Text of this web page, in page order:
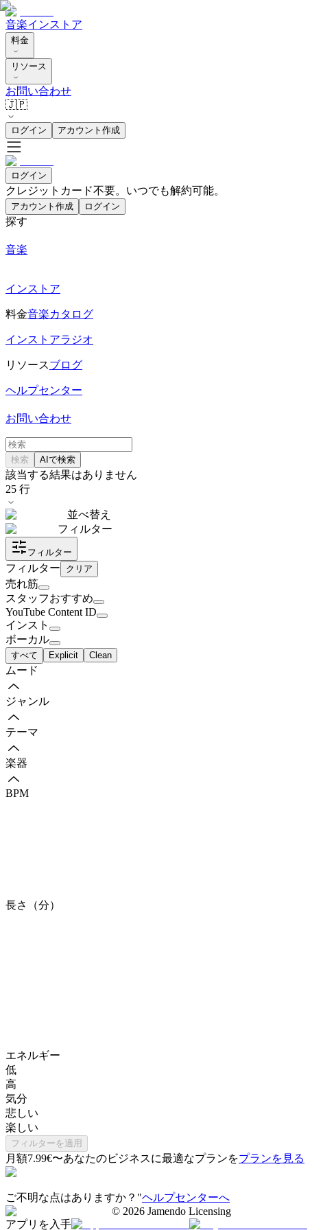
音楽インストア
料金
リソース
お問い合わせ
🇯🇵
ログイン アカウント作成
ログイン
クレジットカード不要。いつでも解約可能。
アカウント作成 ログイン
探す
音楽
インストア
料金音楽カタログ
インストアラジオ
リソースブログ
ヘルプセンター
お問い合わせ
検索 AIで検索
該当する結果はありません
25 行
並べ替え
フィルター
フィルター
フィルター クリア
売れ筋
スタッフおすすめ
YouTube Content ID
インスト
ボーカル
すべて Explicit Clean
ムード
ジャンル
テーマ
楽器
BPM
長さ（分）
エネルギー
低
高
気分
悲しい
楽しい
フィルターを適用
月額7.99€〜あなたのビジネスに最適なプランをプランを見る
ご不明な点はありますか？"ヘルプセンターへ
© 2026 Jamendo Licensing
アプリを入手